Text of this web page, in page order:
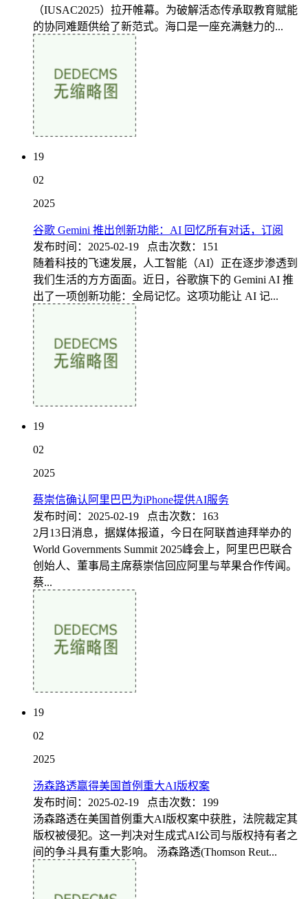
（IUSAC2025）拉开帷幕。为破解活态传承取教育赋能
的协同难题供给了新范式。海口是一座充满魅力的...
19
02
2025
谷歌 Gemini 推出创新功能：AI 回忆所有对话，订阅
发布时间：2025-02-19 点击次数：151
随着科技的飞速发展，人工智能（AI）正在逐步渗透到
我们生活的方方面面。近日，谷歌旗下的 Gemini AI 推
出了一项创新功能：全局记忆。这项功能让 AI 记...
19
02
2025
蔡崇信确认阿里巴巴为iPhone提供AI服务
发布时间：2025-02-19 点击次数：163
2月13日消息，据媒体报道，今日在阿联酋迪拜举办的
World Governments Summit 2025峰会上，阿里巴巴联合
创始人、董事局主席蔡崇信回应阿里与苹果合作传闻。
蔡...
19
02
2025
汤森路透赢得美国首例重大AI版权案
发布时间：2025-02-19 点击次数：199
汤森路透在美国首例重大AI版权案中获胜，法院裁定其
版权被侵犯。这一判决对生成式AI公司与版权持有者之
间的争斗具有重大影响。 汤森路透(Thomson Reut...